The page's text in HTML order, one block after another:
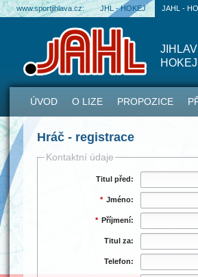
www.sportjihlava.cz: JHL - HOKEJ JAHL -
ÚVOD O LIZE PROPOZICE
Hráč - registrace
Kontaktní údaje
Titul před:
* Jméno:
* Příjmení:
Titul za:
Telefon: